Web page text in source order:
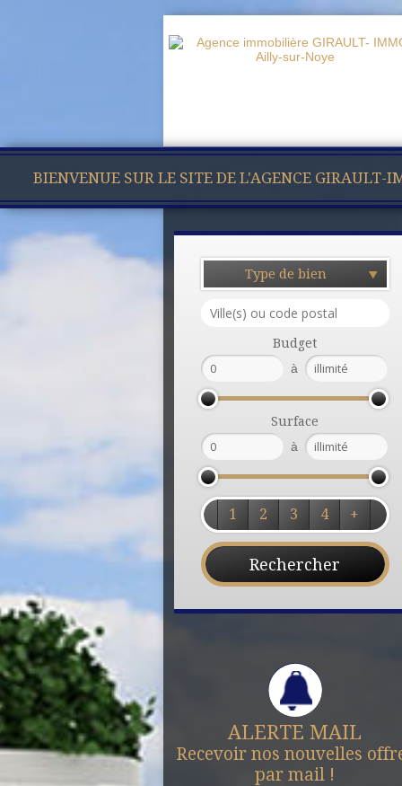
BIENVENUE SUR LE SITE DE L'AGENCE GIRAULT-
Type de bien
Budget
à
Surface
à
1 2 3 4 +
ALERTE MAIL
Recevoir nos nouvelles
par mail !